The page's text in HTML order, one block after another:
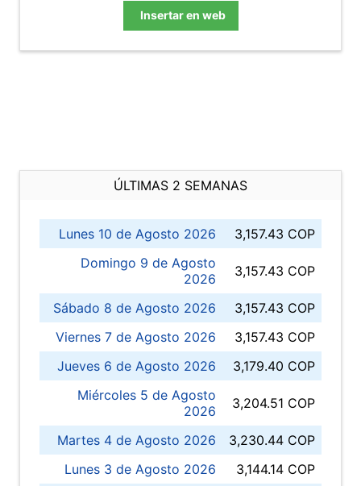
Insertar en web
ÚLTIMAS 2 SEMANAS
Lunes 10 de Agosto 2026
3,157.43 COP
Domingo 9 de Agosto
2026
3,157.43 COP
Sábado 8 de Agosto 2026
3,157.43 COP
Viernes 7 de Agosto 2026
3,157.43 COP
Jueves 6 de Agosto 2026
3,179.40 COP
Miércoles 5 de Agosto
2026
3,204.51 COP
Martes 4 de Agosto 2026
3,230.44 COP
Lunes 3 de Agosto 2026
3,144.14 COP